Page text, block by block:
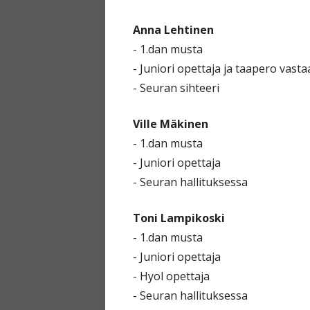
Anna Lehtinen
- 1.dan musta
- Juniori opettaja ja taapero
- Seuran sihteeri
Ville Mäkinen
- 1.dan musta
- Juniori opettaja
- Seuran hallituksessa
Toni Lampikoski
- 1.dan musta
- Juniori opettaja
- Hyol opettaja
- Seuran hallituksessa